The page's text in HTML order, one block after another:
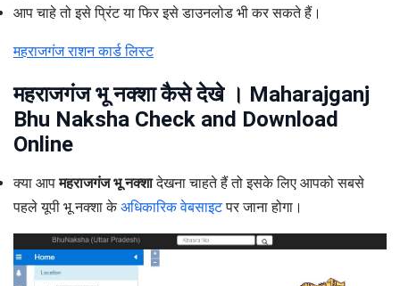
आप चाहे तो इसे प्रिंट या फिर इसे डाउनलोड भी कर सकते हैं।
महराजगंज राशन कार्ड लिस्ट
महराजगंज भू नक्शा कैसे देखे । Maharajganj
Bhu Naksha Check and Download
Online
क्या आपमहराजगंज भू नक्शादेखना चाहते हैं तो इसके लिए आपको सबसे
पहले यूपी भू नक्शा केअधिकारिक वेबसाइटपर जाना होगा।